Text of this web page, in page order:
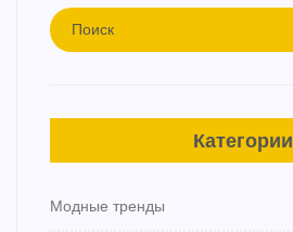
Категории
Модные тренды